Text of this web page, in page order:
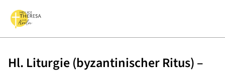
Hl. Liturgie (byzantinischer Ritus) –